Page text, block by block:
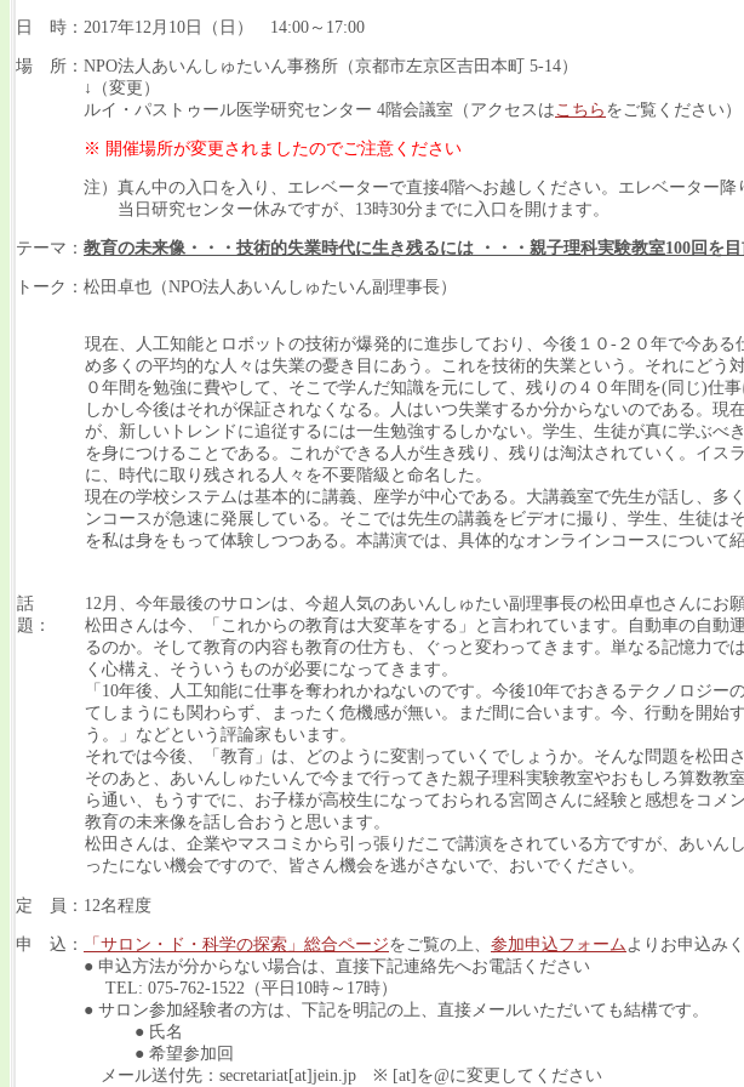
日 時：2017年12月10日（日） 14:00～17:00
場 所：NPO法人あいんしゅたいん事務所（京都市左京区吉田本町 5-14）
↓（変更）
ルイ・パストゥール医学研究センター 4階会議室（アクセスは こちら をご覧ください）
※ 開催場所が変更されましたのでご注意ください
注）真ん中の入口を入り、エレベーターで直接4階へお越しください。エレベーター降り
当日研究センター休みですが、13時30分までに入口を開けます。
テーマ： 教育の未来像・・・技術的失業時代に生き残るには ・・・親子理科実験教室100回を目
トーク：松田卓也（NPO法人あいんしゅたいん副理事長）
現在、人工知能とロボットの技術が爆発的に進歩しており、今後１０-２０年で今あ
め多くの平均的な人々は失業の憂き目にあう。これを技術的失業という。それにど
０年間を勉強に費やして、そこで学んだ知識を元にして、残りの４０年間を(同じ)仕事
しかし今後はそれが保証されなくなる。人はいつ失業するか分からないのである。現
が、新しいトレンドに追従するには一生勉強するしかない。学生、生徒が真に学ぶべ
を身につけることである。これができる人が生き残り、残りは淘汰されていく。イス
に、時代に取り残される人々を不要階級と命名した。
現在の学校システムは基本的に講義、座学が中心である。大講義室で先生が話し、多
ンコースが急速に発展している。そこでは先生の講義をビデオに撮り、学生、生徒は
を私は身をもって体験しつつある。本講演では、具体的なオンラインコースについて
話
題：
12月、今年最後のサロンは、今超人気のあいんしゅたい副理事長の松田卓也さんにお願
松田さんは今、「これからの教育は大変革をする」と言われています。自動車の自動
るのか。そして教育の内容も教育の仕方も、ぐっと変わってきます。単なる記憶力で
く心構え、そういうものが必要になってきます。
「10年後、人工知能に仕事を奪われかねないのです。今後10年でおきるテクノロジ
てしまうにも関わらず、まったく危機感が無い。まだ間に合います。今、行動を開始
う。」などという評論家もいます。
それでは今後、「教育」は、どのように変割っていくでしょうか。そんな問題を松田
そのあと、あいんしゅたいんで今まで行ってきた親子理科実験教室やおもしろ算数教
ら通い、もうすでに、お子様が高校生になっておられる宮岡さんに経験と感想をコメ
教育の未来像を話し合おうと思います。
松田さんは、企業やマスコミから引っ張りだこで講演をされている方ですが、あいん
ったにない機会ですので、皆さん機会を逃がさないで、おいでください。
定 員：12名程度
申 込： 「サロン・ド・科学の探索」総合ページをご覧の上、 参加申込フォーム よりお申込み
● 申込方法が分からない場合は、直接下記連絡先へお電話ください
TEL: 075-762-1522（平日10時～17時）
● サロン参加経験者の方は、下記を明記の上、直接メールいただいても結構です。
● 氏名
● 希望参加回
メール送付先：secretariat[at]jein.jp ※ [at]を@に変更してください